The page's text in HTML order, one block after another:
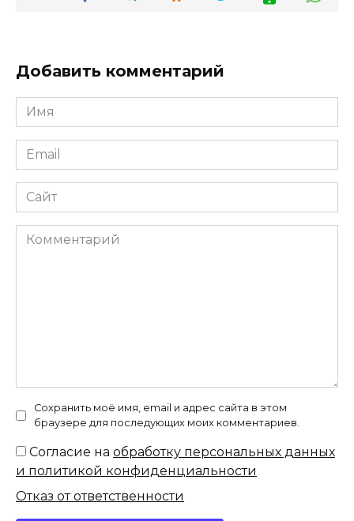
Добавить комментарий
Имя
*
Email
*
Сайт
Комментарий
Сохранить моё имя, email и адрес сайта в этом
браузере для последующих моих комментариев.
Согласие на обработку персональных данных
и политикой конфиденциальности
Отказ от ответственности